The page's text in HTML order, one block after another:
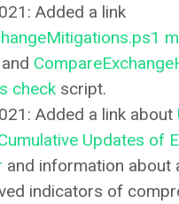
Added a link
and
check script.
Added a link about
Updates of
and information about
indicators of